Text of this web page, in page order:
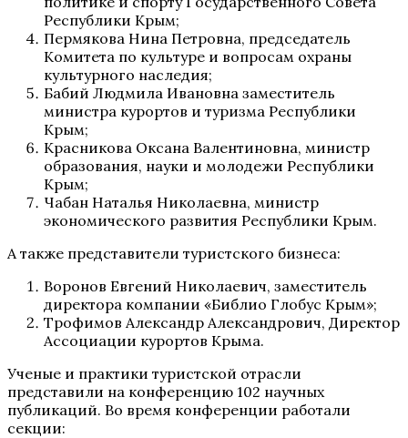
Республики Крым;
Пермякова Нина Петровна, председатель
Комитета по культуре и вопросам охраны
культурного наследия;
Бабий Людмила Ивановна заместитель
министра курортов и туризма Республики
Крым;
Красникова Оксана Валентиновна, министр
образования, науки и молодежи Республики
Крым;
Чабан Наталья Николаевна, министр
экономического развития Республики Крым.
А также представители туристского бизнеса:
Воронов Евгений Николаевич, заместитель
директора компании «Библио Глобус Крым»;
Трофимов Александр Александрович, Директор
Ассоциации курортов Крыма.
Ученые и практики туристской отрасли
представили на конференцию 102 научных
публикаций. Во время конференции работали
секции: